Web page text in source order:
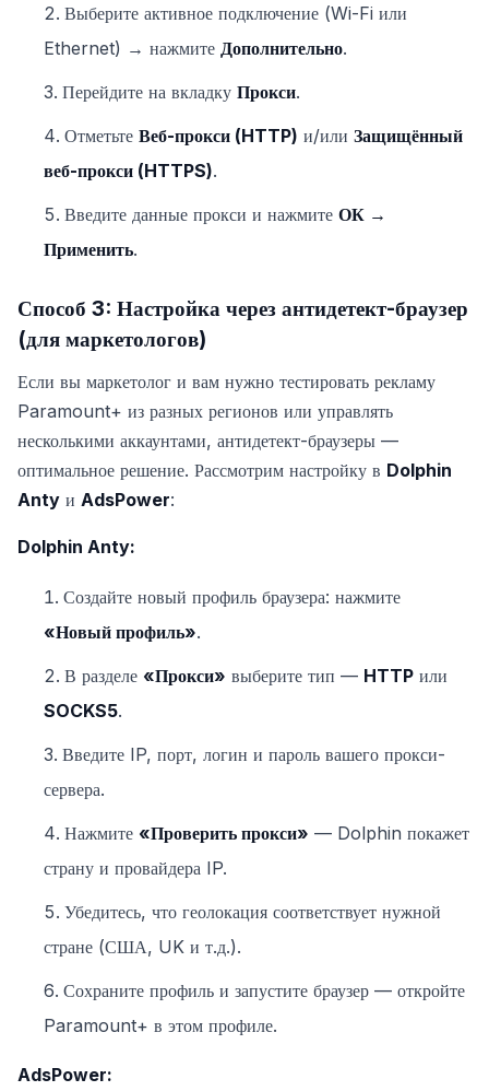
Выберите активное подключение (Wi-Fi или
Ethernet) → нажмите Дополнительно.
Перейдите на вкладку Прокси.
Отметьте Веб-прокси (HTTP) и/или Защищённый
веб-прокси (HTTPS).
Введите данные прокси и нажмите ОК →
Применить.
Способ 3: Настройка через антидетект-браузер
(для маркетологов)
Если вы маркетолог и вам нужно тестировать рекламу
Paramount+ из разных регионов или управлять
несколькими аккаунтами, антидетект-браузеры —
оптимальное решение. Рассмотрим настройку в Dolphin
Anty и AdsPower:
Dolphin Anty:
Создайте новый профиль браузера: нажмите
«Новый профиль».
В разделе «Прокси» выберите тип — HTTP или
SOCKS5.
Введите IP, порт, логин и пароль вашего прокси-
сервера.
Нажмите «Проверить прокси» — Dolphin покажет
страну и провайдера IP.
Убедитесь, что геолокация соответствует нужной
стране (США, UK и т.д.).
Сохраните профиль и запустите браузер — откройте
Paramount+ в этом профиле.
AdsPower: